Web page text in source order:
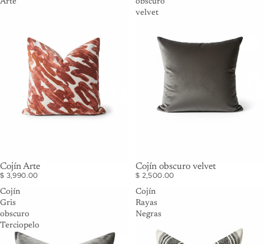
Arte
Cojín Arte
$ 3,990.00
obscuro
velvet
Cojín obscuro velvet
$ 2,500.00
Cojín
Gris
obscuro
Terciopelo
Cojín
Rayas
Negras